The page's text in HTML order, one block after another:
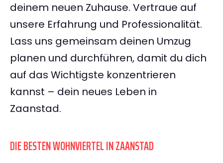
deinem neuen Zuhause. Vertraue auf
unsere Erfahrung und Professionalität.
Lass uns gemeinsam deinen Umzug
planen und durchführen, damit du dich
auf das Wichtigste konzentrieren
kannst – dein neues Leben in
Zaanstad.
DIE BESTEN WOHNVIERTEL IN ZAANSTAD